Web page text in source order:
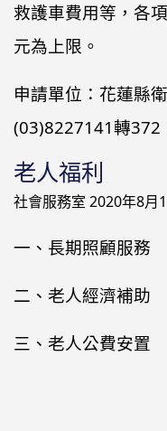
救護車費用等，各
元為上限。
申請單位：花蓮縣
(03)8227141轉372
老人福利
社會服務室 2020年8月
一、長期照顧服務
二、老人經濟補助
三、老人公費安置